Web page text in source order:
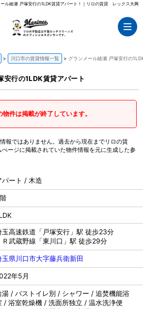
ール綾瀬 戸塚安行の1LDK賃貸アパート！｜リロの賃貸 レックス大興
川口市の賃貸情報一覧 グランメール綾瀬 戸塚安行の
安行の1LDK賃貸アパート
物件は掲載が終了しています。
報ではありません。過去から現在までリロの賃
ージに掲載されていた物件情報を元に生成した参
パート / 木造
玉高速鉄道「戸塚安行」駅 徒歩23分
Ｒ武蔵野線「東川口」駅 徒歩29分
玉県川口市大字藤兵衛新田
年5月
湯 / バストイレ別 / シャワー / 追焚機能浴
/ 浴室乾燥機 / 洗面所独立 / 温水洗浄便